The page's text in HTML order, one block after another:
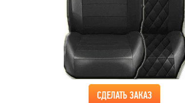
СДЕЛАТЬ ЗАКАЗ